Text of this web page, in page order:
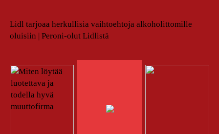
Lidl tarjoaa herkullisia vaihtoehtoja alkoholittomille
oluisiin | Peroni-olut Lidlistä